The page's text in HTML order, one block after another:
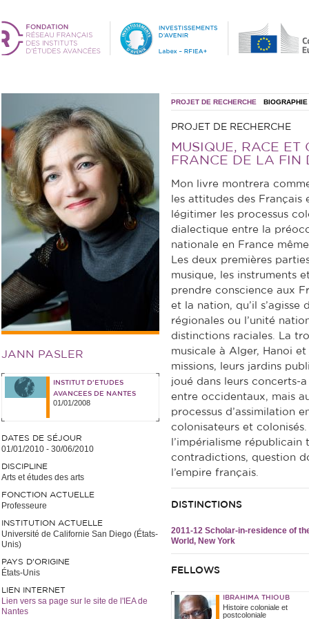
JANN PASLER
INSTITUT D'ETUDES
AVANCEES DE NANTES
01/01/2008
DATES DE SÉJOUR
01/01/2010 - 30/06/2010
DISCIPLINE
Arts et études des arts
FONCTION ACTUELLE
Professeure
INSTITUTION ACTUELLE
Université de Californie San Diego (États-
Unis)
PAYS D'ORIGINE
États-Unis
LIEN INTERNET
Lien vers sa page sur le site de l'IEA de
Nantes
PROJET DE RECHERCHE BIOGRAPHIE
PROJET DE RECHERCHE
MUSIQUE, RACE
FRANCE DE LA FIN
Mon livre montrera
les attitudes des
légitimer les processus
dialectique entre la
nationale en France
Les deux premières
musique, les instruments
prendre conscience aux
et la nation, qu’il
régionales ou l’unité
distinctions raciales. La
musicale à Alger, Hanoi
missions, leurs jardins
joué dans leurs concerts-
entre occidentaux, mais
processus d’assimilation
colonisateurs et
l’impérialisme
contradictions, question
l’empire français.
DISTINCTIONS
2011-12 Scholar-in-residence of
World, New York
FELLOWS
IBRAHIMA THIOUB
Histoire coloniale et
postcoloniale